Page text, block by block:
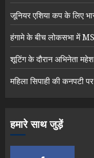
जूनियर एशिया कप के लिए
हंगामे के बीच लोकसभा में
शूटिंग के दौरान अभिनेता
महिला सिपाही की कनपटी
हमारे साथ जुड़ें